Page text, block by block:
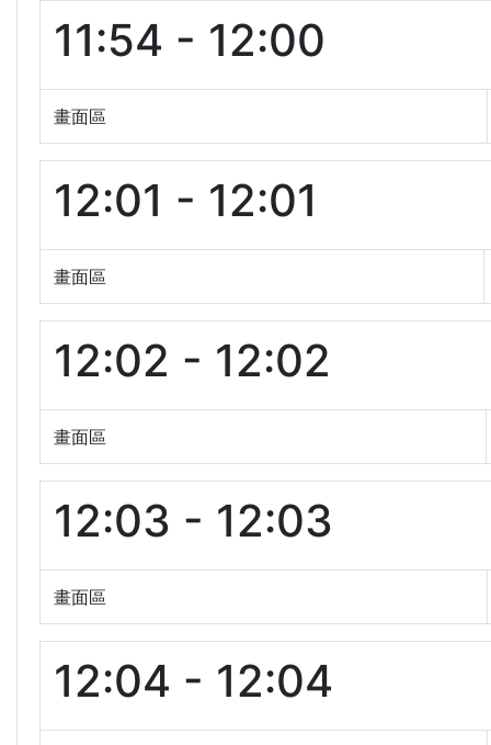
11:54 - 12:00
畫面區
12:01 - 12:01
畫面區
12:02 - 12:02
畫面區
12:03 - 12:03
畫面區
12:04 - 12:04